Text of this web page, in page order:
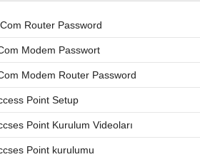
Router Password
Modem Passwort
Modem Router Password
Point Setup
Point Kurulum Videoları
Point kurulumu